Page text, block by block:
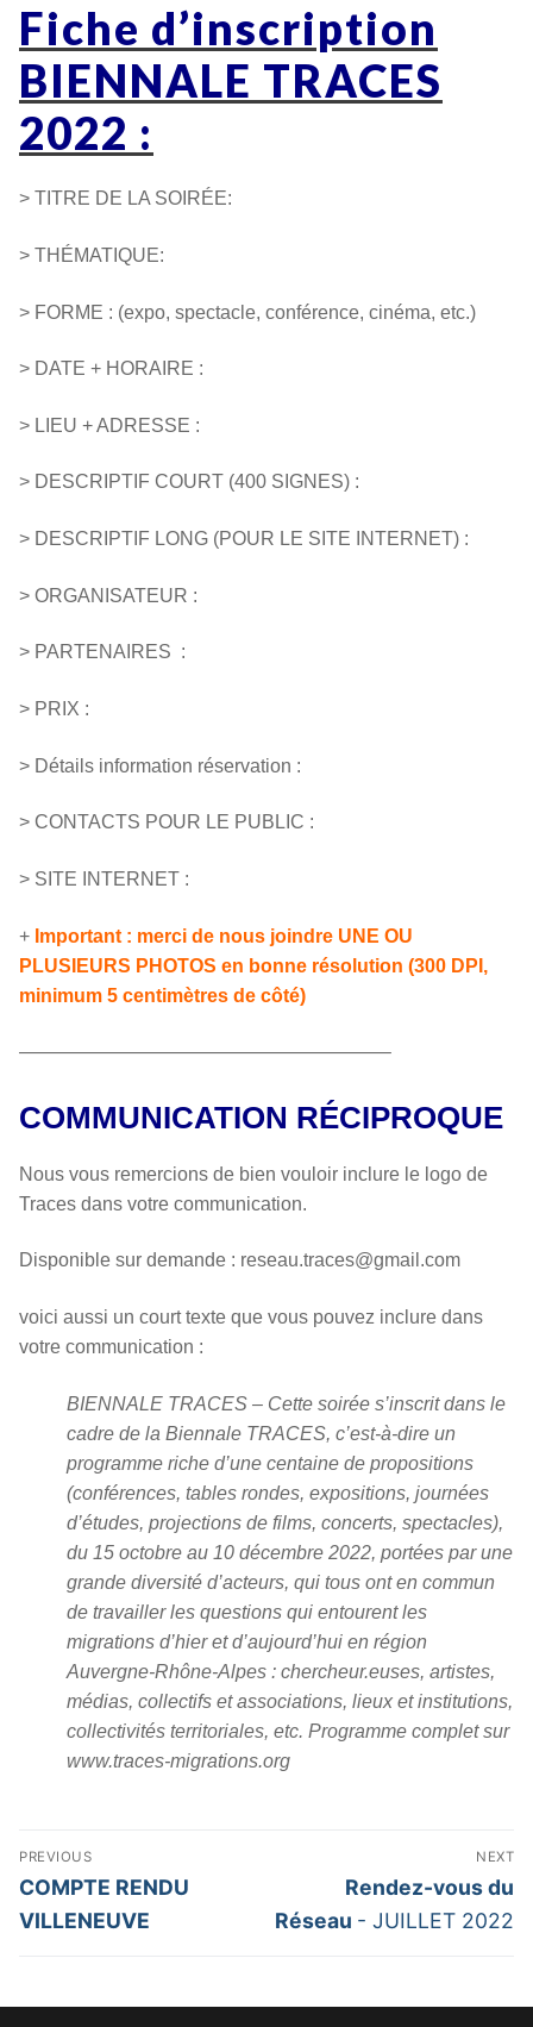
Fiche d’inscription
BIENNALE TRACES
2022 :
> TITRE DE LA SOIRÉE:
> THÉMATIQUE:
> FORME : (expo, spectacle, conférence, cinéma, etc.)
> DATE + HORAIRE :
> LIEU + ADRESSE :
> DESCRIPTIF COURT (400 SIGNES) :
> DESCRIPTIF LONG (POUR LE SITE INTERNET) :
> ORGANISATEUR :
> PARTENAIRES :
> PRIX :
> Détails information réservation :
> CONTACTS POUR LE PUBLIC :
> SITE INTERNET :
+ Important : merci de nous joindre UNE OU
PLUSIEURS PHOTOS en bonne résolution (300 DPI,
minimum 5 centimètres de côté)
———————————————————–
COMMUNICATION RÉCIPROQUE
Nous vous remercions de bien vouloir inclure le logo de
Traces dans votre communication.
Disponible sur demande : reseau.traces@gmail.com
voici aussi un court texte que vous pouvez inclure dans
votre communication :
BIENNALE TRACES – Cette soirée s’inscrit dans le
cadre de la Biennale TRACES, c’est-à-dire un
programme riche d’une centaine de propositions
(conférences, tables rondes, expositions, journées
d’études, projections de films, concerts, spectacles),
du 15 octobre au 10 décembre 2022, portées par une
grande diversité d’acteurs, qui tous ont en commun
de travailler les questions qui entourent les
migrations d’hier et d’aujourd’hui en région
Auvergne-Rhône-Alpes : chercheur.euses, artistes,
médias, collectifs et associations, lieux et institutions,
collectivités territoriales, etc. Programme complet sur
www.traces-migrations.org
Navigation
de
l’article
PREVIOUS
Previous
post:
COMPTE RENDU
VILLENEUVE
NEXT
Next
post:
Rendez-vous du
Réseau - JUILLET 2022